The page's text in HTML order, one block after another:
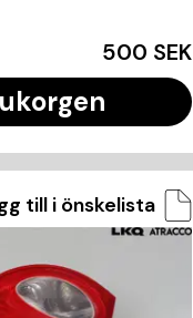
500 SEK
till i önskelista